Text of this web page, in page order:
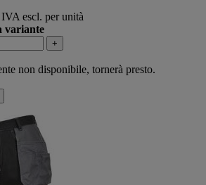
escl. per unità
variante
+
non disponibile, tornerà presto.